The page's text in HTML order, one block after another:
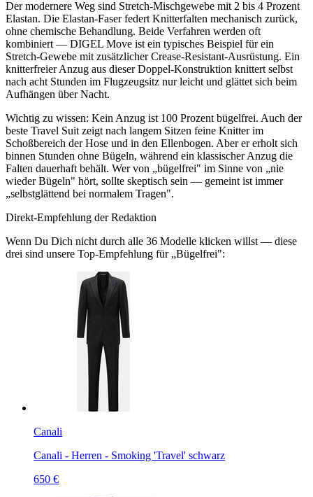
Der modernere Weg sind Stretch-Mischgewebe mit 2 bis 4 Prozent
Elastan. Die Elastan-Faser federt Knitterfalten mechanisch zurück,
ohne chemische Behandlung. Beide Verfahren werden oft
kombiniert — DIGEL Move ist ein typisches Beispiel für ein
Stretch-Gewebe mit zusätzlicher Crease-Resistant-Ausrüstung. Ein
knitterfreier Anzug aus dieser Doppel-Konstruktion knittert selbst
nach acht Stunden im Flugzeugsitz nur leicht und glättet sich beim
Aufhängen über Nacht.
Wichtig zu wissen: Kein Anzug ist 100 Prozent bügelfrei. Auch der
beste Travel Suit zeigt nach langem Sitzen feine Knitter im
Schoßbereich der Hose und in den Ellenbogen. Aber er erholt sich
binnen Stunden ohne Bügeln, während ein klassischer Anzug die
Falten dauerhaft behält. Wer von „bügelfrei" im Sinne von „nie
wieder Bügeln" hört, sollte skeptisch sein — gemeint ist immer
„selbstglättend bei normalem Tragen".
Direkt-Empfehlung der Redaktion
Wenn Du Dich nicht durch alle 36 Modelle klicken willst — diese
drei sind unsere Top-Empfehlung für „Bügelfrei":
Canali
Canali - Herren - Smoking 'Travel' schwarz
650 €